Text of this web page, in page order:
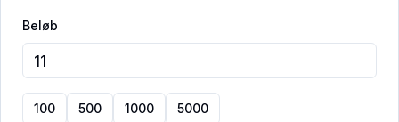
Beløb
100 500 1000 5000